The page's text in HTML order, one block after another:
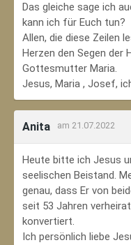
Das gleiche sage ich
kann ich für Euch tun?
Allen, die diese Zeilen
Herzen den Segen der
Gottesmutter Maria.
Jesus, Maria , Josef,
Anita am 21.07.2022
Heute bitte ich Jesus
seelischen Beistand.
genau, dass Er von
seit 53 Jahren
konvertiert.
Ich persönlich liebe